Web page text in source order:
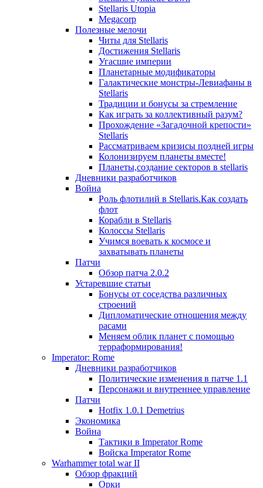
Stellaris Utopia
Megacorp
Полезные мелочи
Читы для Stellaris
Достижения Stellaris
Угасшие империи
Планетарные модификаторы
Галактические монстры-Левиафаны в
Stellaris
Традиции и бонусы за стремление
Как играть за коллективный разум?
Прохождение «Загадочной крепости»
Stellaris
Рассматриваем кризисы поздней игры
Колонизируем планеты вместе!
Планеты,создание секторов в stellaris
Дневники разработчиков
Война
Роль флотилий в Stellaris.Как создать
флот
Корабли в Stellaris
Колоссы Stellaris
Учимся воевать к космосе и
захватывать планеты
Патчи
Обзор патча 2.0.2
Устаревшие статьи
Бонусы от соседства различных
строений
Дипломатические отношения между
расами
Меняем облик планет с помощью
терраформирования!
Imperator: Rome
Дневники разработчиков
Политические изменения в патче 1.1
Персонажи и внутреннее управление
Патчи
Hotfix 1.0.1 Demetrius
Экономика
Война
Тактики в Imperator Rome
Войска Imperator Rome
Warhammer total war II
Обзор фракций
Орки